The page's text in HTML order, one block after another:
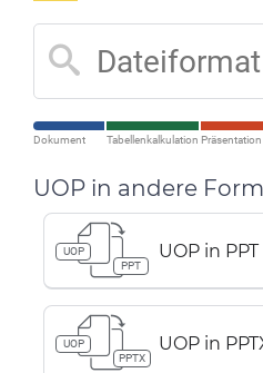
Dokument Tabellenkalkulation Präsentation
UOP in andere
UOP
PPT
UOP in
UOP
PPTX
UOP in